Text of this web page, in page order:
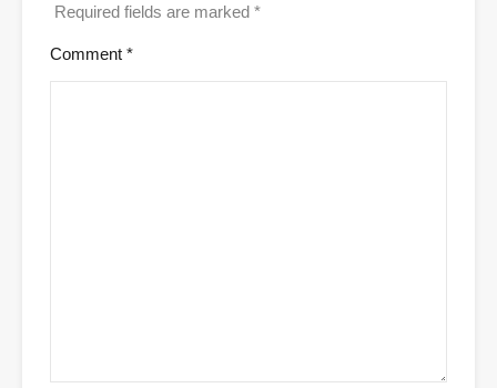
Required fields are marked *
Comment *